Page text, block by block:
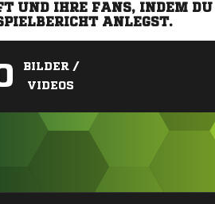
UND IHRE FANS, INDEM DU
ANLEGST.
BILDER /
VIDEOS